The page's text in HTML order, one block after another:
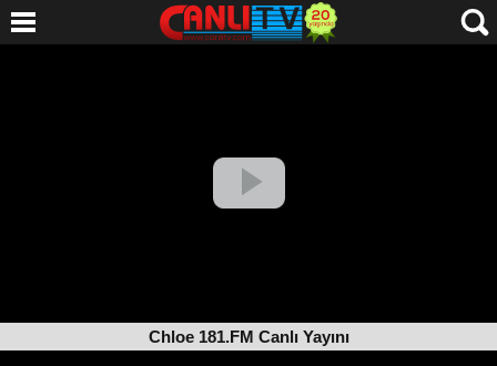
Chloe 181.FM Canlı Yayını